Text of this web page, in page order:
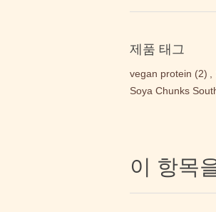
제품 태그
vegan protein (2)
Soya Chunks
이 항목